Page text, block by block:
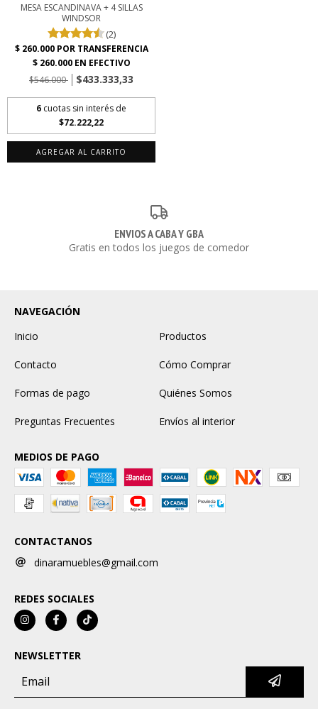
MESA ESCANDINAVA + 4 SILLAS
WINDSOR
(2)
$546.000 $433.333,33
6 cuotas sin interés de
$72.222,22
AGREGAR AL CARRITO
ENVIOS A CABA Y GBA
Gratis en todos los juegos de comedor
NAVEGACIÓN
Inicio
Productos
Contacto Cómo Comprar
Formas de pago Quiénes Somos
Preguntas Frecuentes Envíos al interior
MEDIOS DE PAGO
CONTACTANOS
dinaramuebles@gmail.com
REDES SOCIALES
NEWSLETTER